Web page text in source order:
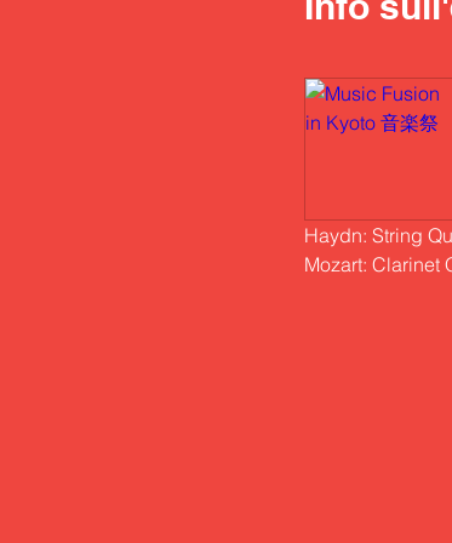
Haydn: String
Mozart: Clarinet